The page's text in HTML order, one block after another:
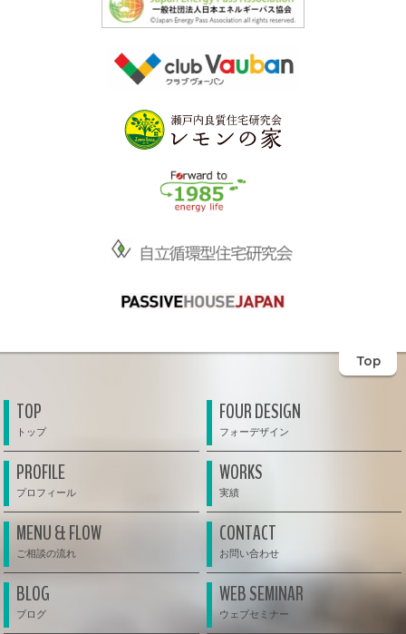
Top
TOP FOUR DESIGN
PROFILE WORKS
MENU & FLOW CONTACT
BLOG WEB SEMINAR